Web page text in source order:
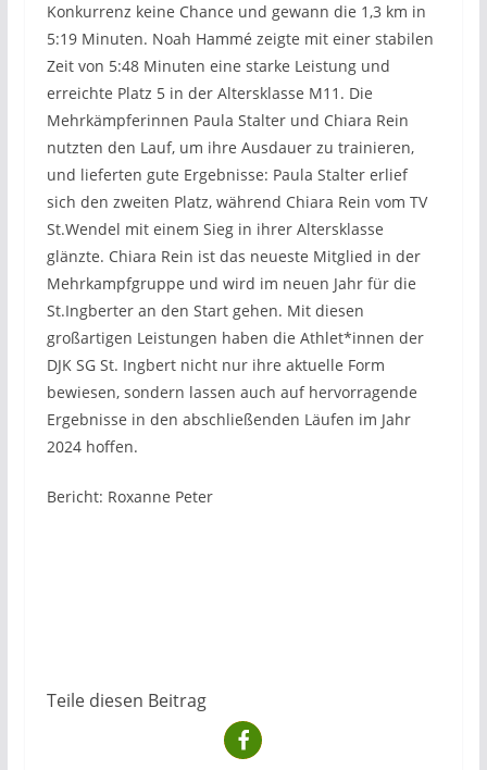
Konkurrenz keine Chance und gewann die 1,3 km in
5:19 Minuten. Noah Hammé zeigte mit einer stabilen
Zeit von 5:48 Minuten eine starke Leistung und
erreichte Platz 5 in der Altersklasse M11. Die
Mehrkämpferinnen Paula Stalter und Chiara Rein
nutzten den Lauf, um ihre Ausdauer zu trainieren,
und lieferten gute Ergebnisse: Paula Stalter erlief
sich den zweiten Platz, während Chiara Rein vom TV
St.Wendel mit einem Sieg in ihrer Altersklasse
glänzte. Chiara Rein ist das neueste Mitglied in der
Mehrkampfgruppe und wird im neuen Jahr für die
St.Ingberter an den Start gehen. Mit diesen
großartigen Leistungen haben die Athlet*innen der
DJK SG St. Ingbert nicht nur ihre aktuelle Form
bewiesen, sondern lassen auch auf hervorragende
Ergebnisse in den abschließenden Läufen im Jahr
2024 hoffen.
Bericht: Roxanne Peter
Teile diesen Beitrag